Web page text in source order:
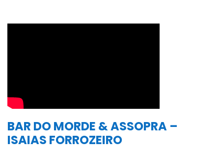
BAR DO MORDE & ASSOPRA –
ISAIAS FORROZEIRO